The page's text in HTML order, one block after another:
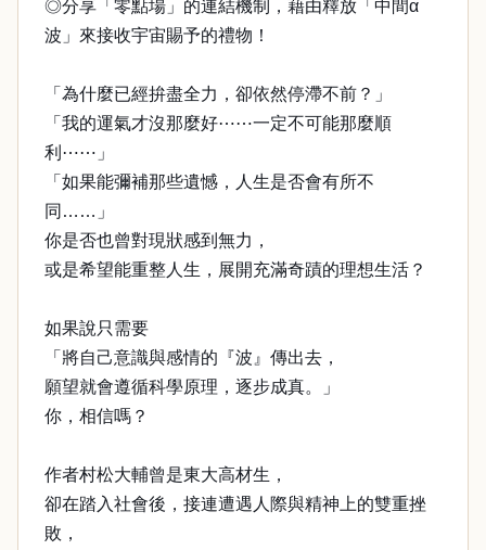
◎分享「零點場」的連結機制，藉由釋放「中間α
波」來接收宇宙賜予的禮物！
「為什麼已經拚盡全力，卻依然停滯不前？」
「我的運氣才沒那麼好⋯⋯一定不可能那麼順
利⋯⋯」
「如果能彌補那些遺憾，人生是否會有所不
同……」
你是否也曾對現狀感到無力，
或是希望能重整人生，展開充滿奇蹟的理想生活？
如果說只需要
「將自己意識與感情的『波』傳出去，
願望就會遵循科學原理，逐步成真。」
你，相信嗎？
作者村松大輔曾是東大高材生，
卻在踏入社會後，接連遭遇人際與精神上的雙重挫
敗，